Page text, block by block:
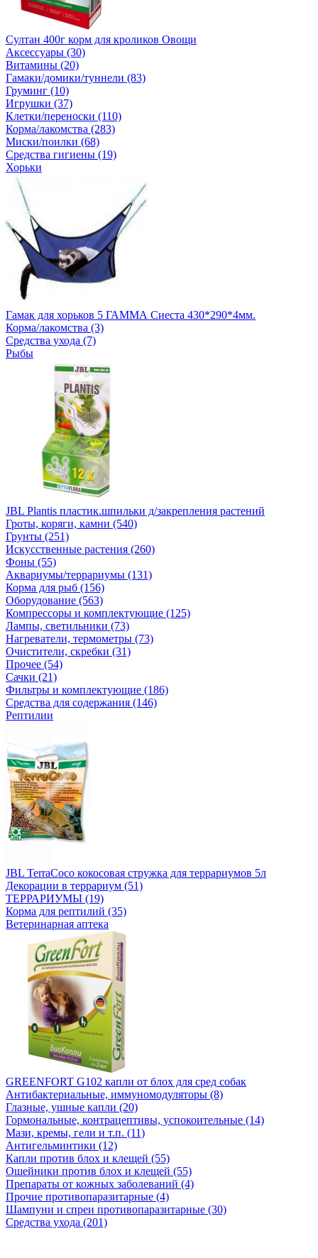
Султан 400г корм для кроликов Овощи
Аксессуары (30)
Витамины (20)
Гамаки/домики/туннели (83)
Груминг (10)
Игрушки (37)
Клетки/переноски (110)
Корма/лакомства (283)
Миски/поилки (68)
Средства гигиены (19)
Хорьки
Гамак для хорьков 5 ГАММА Сиеста 430*290*4мм.
Корма/лакомства (3)
Средства ухода (7)
Рыбы
JBL Plantis пластик.шпильки д/закрепления растений
Гроты, коряги, камни (540)
Грунты (251)
Искусственные растения (260)
Фоны (55)
Аквариумы/террариумы (131)
Корма для рыб (156)
Оборудование (563)
Компрессоры и комплектующие (125)
Лампы, светильники (73)
Нагреватели, термометры (73)
Очистители, скребки (31)
Прочее (54)
Сачки (21)
Фильтры и комплектующие (186)
Средства для содержания (146)
Рептилии
JBL TerraCoco кокосовая стружка для террариумов 5л
Декорации в террариум (51)
ТЕРРАРИУМЫ (19)
Корма для рептилий (35)
Ветеринарная аптека
GREENFORT G102 капли от блох для сред собак
Антибактериальные, иммуномодуляторы (8)
Глазные, ушные капли (20)
Гормональные, контрацептивы, успокоительные (14)
Мази, кремы, гели и т.п. (11)
Антигельминтики (12)
Капли против блох и клещей (55)
Ошейники против блох и клещей (55)
Препараты от кожных заболеваний (4)
Прочие противопаразитарные (4)
Шампуни и спреи противопаразитарные (30)
Средства ухода (201)